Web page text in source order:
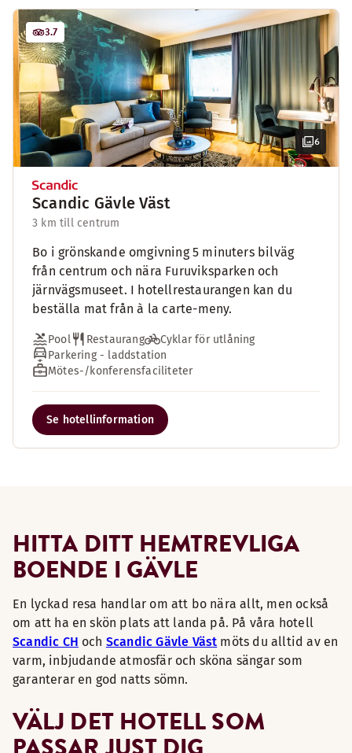
6
3.7
Scandic Gävle Väst
3 km till centrum
Bo i grönskande omgivning 5 minuters bilväg
från centrum och nära Furuviksparken och
järnvägsmuseet. I hotellrestaurangen kan du
beställa mat från à la carte-meny.
Pool Restaurang
Cyklar för utlåning
Parkering - laddstation
Mötes-/konferensfaciliteter
Se hotellinformation
HITTA DITT HEMTREVLIGA
BOENDE I GÄVLE
En lyckad resa handlar om att bo nära allt, men också
om att ha en skön plats att landa på. På våra hotell
Scandic CH och Scandic Gävle Väst möts du alltid av en
varm, inbjudande atmosfär och sköna sängar som
garanterar en god natts sömn.
VÄLJ DET HOTELL SOM